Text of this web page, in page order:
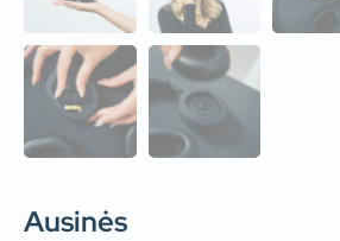
Ausinės